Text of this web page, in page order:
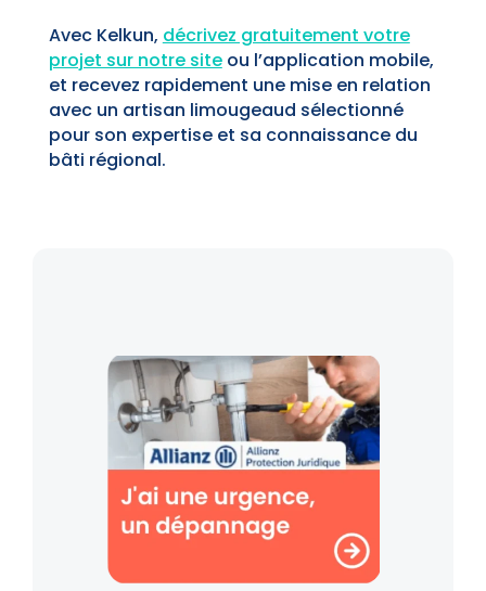
Avec Kelkun, décrivez gratuitement votre
projet sur notre siteou l’application mobile,
et recevez rapidement une mise en relation
avec un artisan limougeaud sélectionné
pour son expertise et sa connaissance du
bâti régional.